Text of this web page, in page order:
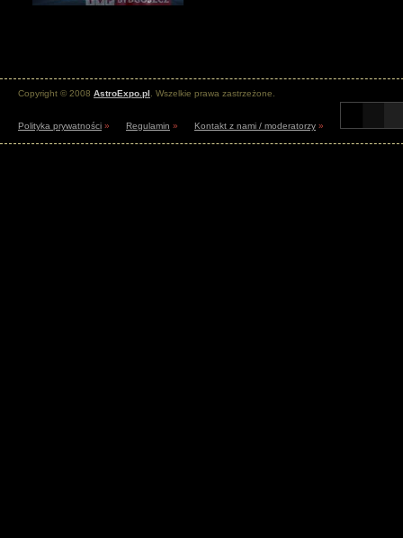
Copyright © 2008 AstroExpo.pl . Wszelkie prawa zastrzeżone.
Polityka prywatności » Regulamin » Kontakt z nami / moderatorzy »